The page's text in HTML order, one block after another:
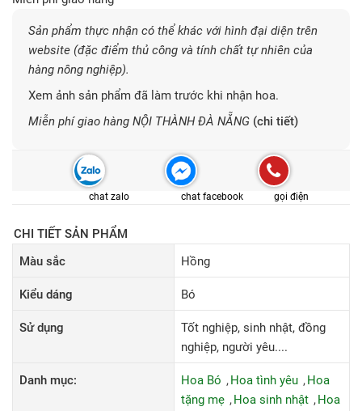
Sản phẩm thực nhận có thể khác với hình đại diện trên
website (đặc điểm thủ công và tính chất tự nhiên của
hàng nông nghiệp).
Xem ảnh sản phẩm đã làm trước khi nhận hoa.
Miễn phí giao hàng NỘI THÀNH ĐÀ NẴNG (chi tiết)
chat zalo chat facebook gọi điện
CHI TIẾT SẢN PHẨM
Màu sắc
Hồng
Kiểu dáng Bó
Sử dụng
Tốt nghiệp, sinh nhật, đồng
nghiệp, người yêu....
Danh mục: Hoa Bó Hoa tình yêu
Hoa
tặng mẹ
Hoa sinh nhật
Hoa